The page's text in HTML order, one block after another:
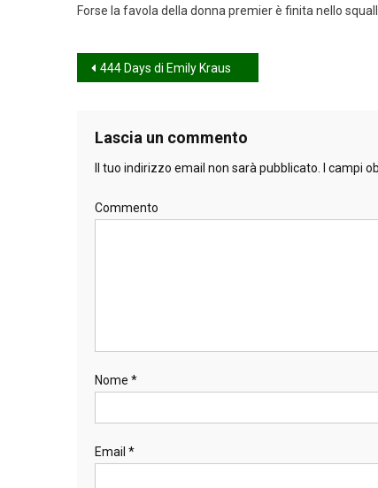
Forse la favola della donna premier è finita nello
Navigazione
444 Days di Emily Kraus
Lascia un commento
Il tuo indirizzo email non sarà pubblicato. I campi
Commento
Nome *
Email *